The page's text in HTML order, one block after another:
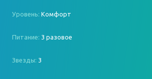
Уровень: Комфорт
Питание: 3 разовое
Звезды: 3